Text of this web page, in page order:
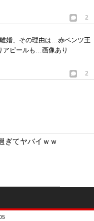
2
婚、その理由は…赤ベンツ王
アピールも…画像あり
2
ぎてヤバイｗｗ